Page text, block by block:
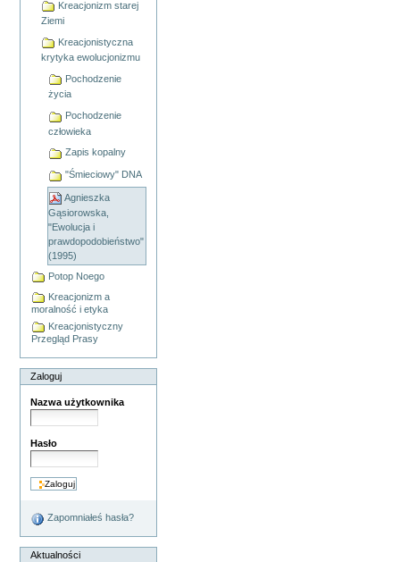
Kreacjonizm starej
Ziemi
Kreacjonistyczna
krytyka ewolucjonizmu
Pochodzenie
życia
Pochodzenie
człowieka
Zapis kopalny
"Śmieciowy" DNA
Agnieszka
Gąsiorowska,
"Ewolucja i
prawdopodobieństwo"
(1995)
Potop Noego
Kreacjonizm a
moralność i etyka
Kreacjonistyczny
Przegląd Prasy
Zaloguj
Nazwa użytkownika
Hasło
Zapomniałeś hasła?
Aktualności